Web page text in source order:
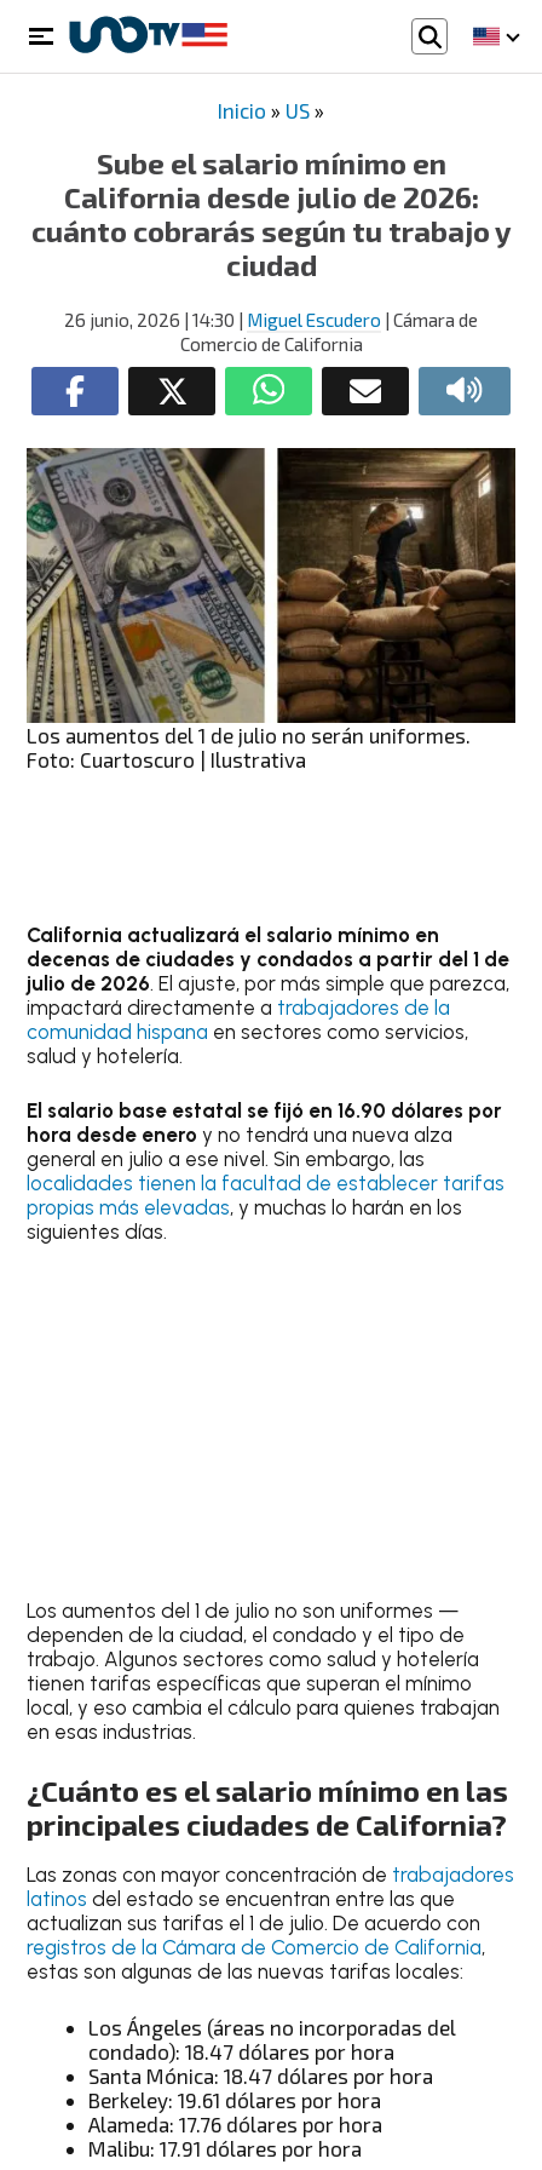
Inicio » US »
Sube el salario mínimo en
California desde julio de 2026:
cuánto cobrarás según tu trabajo y
ciudad
26 junio, 2026 | 14:30 | Miguel Escudero | Cámara de
Comercio de California
Los aumentos del 1 de julio no serán uniformes.
Foto: Cuartoscuro | Ilustrativa
California actualizará el salario mínimo en
decenas de ciudades y condados a partir del 1 de
julio de 2026. El ajuste, por más simple que parezca,
impactará directamente a trabajadores de la
comunidad hispana en sectores como servicios,
salud y hotelería.
El salario base estatal se fijó en 16.90 dólares por
hora desde enero y no tendrá una nueva alza
general en julio a ese nivel. Sin embargo, las
localidades tienen la facultad de establecer tarifas
propias más elevadas, y muchas lo harán en los
siguientes días.
Los aumentos del 1 de julio no son uniformes —
dependen de la ciudad, el condado y el tipo de
trabajo. Algunos sectores como salud y hotelería
tienen tarifas específicas que superan el mínimo
local, y eso cambia el cálculo para quienes trabajan
en esas industrias.
¿Cuánto es el salario mínimo en las
principales ciudades de California?
Las zonas con mayor concentración de trabajadores
latinos del estado se encuentran entre las que
actualizan sus tarifas el 1 de julio. De acuerdo con
registros de la Cámara de Comercio de California,
estas son algunas de las nuevas tarifas locales:
Los Ángeles (áreas no incorporadas del
condado): 18.47 dólares por hora
Santa Mónica: 18.47 dólares por hora
Berkeley: 19.61 dólares por hora
Alameda: 17.76 dólares por hora
Malibu: 17.91 dólares por hora